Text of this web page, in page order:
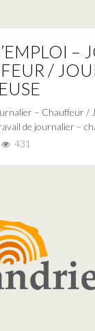
–
/
– Chauffeur /
de journalier –
431